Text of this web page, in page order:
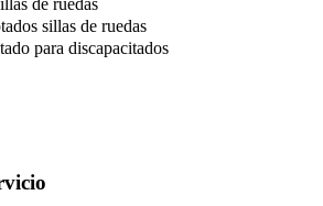
de ruedas
sillas de ruedas
para discapacitados